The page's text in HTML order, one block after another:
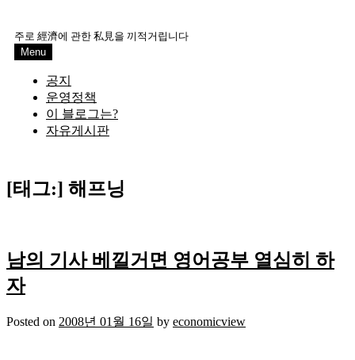
content
주로 經濟에 관한 私見을 끼적거립니다
Menu
공지
운영정책
이 블로그는?
자유게시판
[태그:] 해프닝
남의 기사 베낄거면 영어공부 열심히 하
자
Posted on 2008년 01월 16일 by economicview